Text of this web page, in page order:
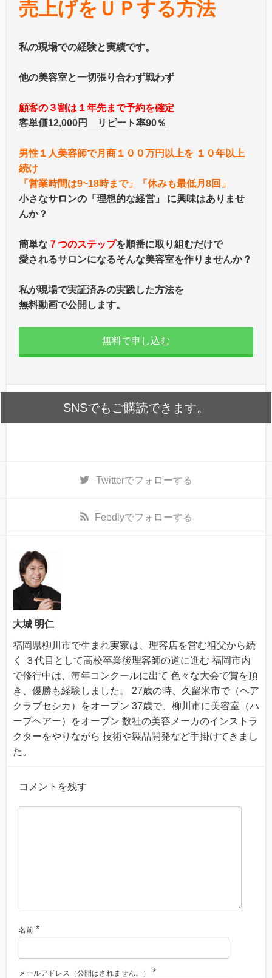
売上げをＵＰする方法
私の現場での経験と実績です。
他の美容室と一切張り合わず戦わず
顧客の３割は１年先まで予約を確定
客単価12,000円 リピート率90％
男性１人美容師で月商１００万円以上を １０年以上
続け
「営業時間は9~18時まで」「休みも最低月8回」
小さなサロンの「理想的な経営」 に興味はありませ
んか？
簡単な ７つのステップを順番に取り組むだけで
愛されるサロンになるそんな美容室を作りませんか？
私が現場で実証済みの実践した方法を
無料動画で公開します。
無料で申し込む
SNSでもご購読できます。
Twitterでフォローする
Feedlyでフォローする
大城 明仁
福岡県柳川市で生まれ実家は、理容店を営む祖父から続
く ３代目として高校卒業後理容師の道に進む 福岡市内
で修行中は、毎年コンクールに出て 色々な大会で賞を頂
き、優勝も経験しました。 27歳の時、久留米市で（ヘア
クラブセシカ）をオープン 37歳で、柳川市に美容室（ハ
ープヘアー）をオープン 数社の美容メーカのインストラ
クターをやりながら 技術や製品開発など手掛けてきまし
た。
コメントを残す
名前 *
メールアドレス（公開はされません。） *